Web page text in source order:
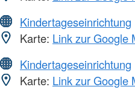
Kindertageseinrichtung
Karte: Link zur Google
Kindertageseinrichtung
Karte: Link zur Google